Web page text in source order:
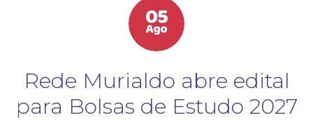
05
Ago
Rede Murialdo abre edital
para Bolsas de Estudo 2027